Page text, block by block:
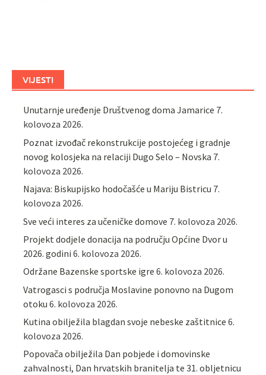
VIJESTI
Unutarnje uređenje Društvenog doma Jamarice 7.
kolovoza 2026.
Poznat izvođač rekonstrukcije postojećeg i gradnje
novog kolosjeka na relaciji Dugo Selo – Novska 7.
kolovoza 2026.
Najava: Biskupijsko hodočašće u Mariju Bistricu 7.
kolovoza 2026.
Sve veći interes za učeničke domove 7. kolovoza 2026.
Projekt dodjele donacija na području Općine Dvor u
2026. godini 6. kolovoza 2026.
Održane Bazenske sportske igre 6. kolovoza 2026.
Vatrogasci s područja Moslavine ponovno na Dugom
otoku 6. kolovoza 2026.
Kutina obilježila blagdan svoje nebeske zaštitnice 6.
kolovoza 2026.
Popovača obilježila Dan pobjede i domovinske
zahvalnosti, Dan hrvatskih branitelja te 31. obljetnicu